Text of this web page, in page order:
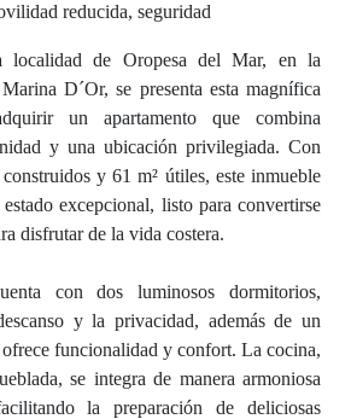
reducida, seguridad
localidad de Oropesa del Mar, en la
D´Or, se presenta esta magnífica
un apartamento que combina
y una ubicación privilegiada. Con
y 61 m² útiles, este inmueble
excepcional, listo para convertirse
disfrutar de la vida costera.
con dos luminosos dormitorios,
y la privacidad, además de un
funcionalidad y confort. La cocina,
se integra de manera armoniosa
la preparación de deliciosas